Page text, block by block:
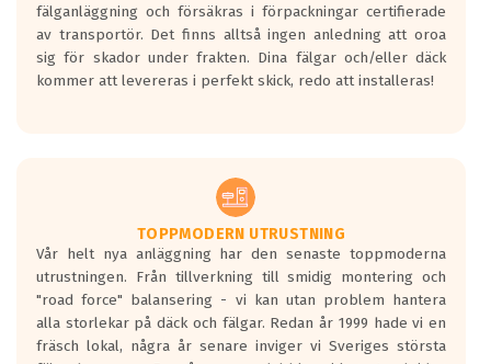
fälganläggning och försäkras i förpackningar certifierade
av transportör. Det finns alltså ingen anledning att oroa
sig för skador under frakten. Dina fälgar och/eller däck
kommer att levereras i perfekt skick, redo att installeras!
TOPPMODERN UTRUSTNING
Vår helt nya anläggning har den senaste toppmoderna
utrustningen. Från tillverkning till smidig montering och
"road force" balansering - vi kan utan problem hantera
alla storlekar på däck och fälgar. Redan år 1999 hade vi en
fräsch lokal, några år senare inviger vi Sveriges största